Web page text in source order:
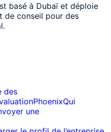
basé à Dubaï et déploie
de conseil pour des
des
PhoenixQui
une